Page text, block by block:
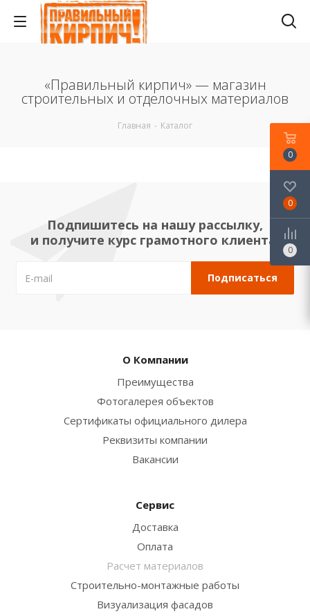
«Правильный кирпич» — магазин
строительных и отделочных материалов
Главная - Каталог
Подпишитесь на нашу рассылку,
и получите курс грамотного клиента!
О Компании
Преимущества
Фотогалерея объектов
Сертификаты официального дилера
Реквизиты компании
Вакансии
Сервис
Доставка
Оплата
Расчет материалов
Строительно-монтажные работы
Визуализация фасадов
0
0
0